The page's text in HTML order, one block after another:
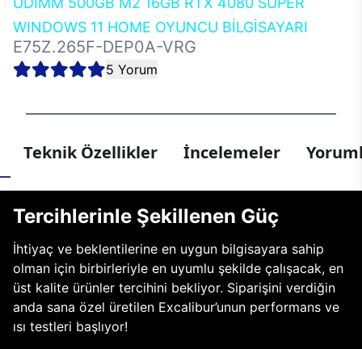
WINDOWS 11 HOME OYUNCU BİLGİSAYARI
E75Z.265F-DEP0A-VRG
5 Yorum
Teknik Özellikler İncelemeler
Tercihlerinle Şekillenen Güç
İhtiyaç ve beklentilerine en uygun bilgisayara sahip
olman için birbirleriyle en uyumlu şekilde çalışacak, en
üst kalite ürünler tercihini bekliyor. Siparişini verdiğin
anda sana özel üretilen Excalibur’unun performans ve
ısı testleri başlıyor!